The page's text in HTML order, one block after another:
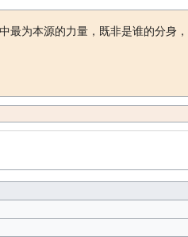
最为本源的力量，既非是谁的分身